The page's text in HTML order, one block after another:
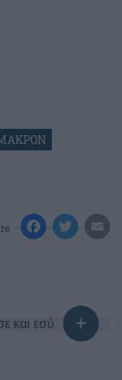
και εσύ